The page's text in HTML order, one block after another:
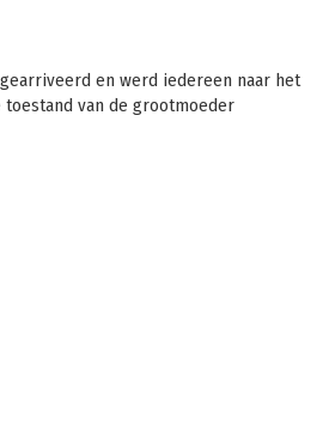
en werd iedereen naar het
van de grootmoeder